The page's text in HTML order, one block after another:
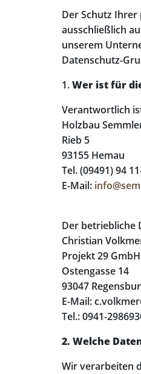
Der Schutz
ausschließlich
unserem
Datenschutz-
1.Wer ist für
Verantwortlich
Holzbau
Rieb 5
93155 Hemau
Tel. (09491) 94
E-Mail:
Der betriebliche
Christian
Projekt 29 GmbH
Ostengasse 14
93047
E-Mail:
Tel.: 0941-
2. Welche
Wir verarbeiten